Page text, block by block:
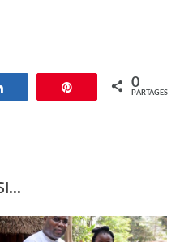
Épingle 0
PARTAGES